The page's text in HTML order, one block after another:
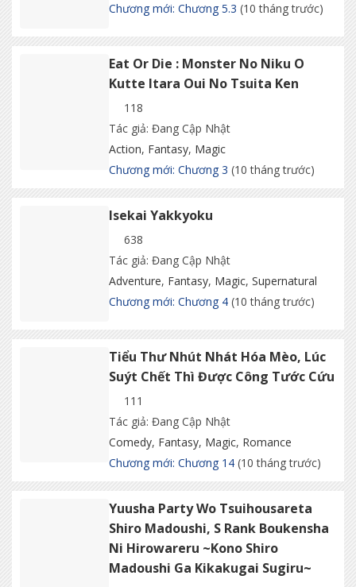
Chương mới: Chương 5.3 (10 tháng trước)
Eat Or Die : Monster No Niku O
Kutte Itara Oui No Tsuita Ken
118
Tác giả: Đang Cập Nhật
Action, Fantasy, Magic
Chương mới: Chương 3 (10 tháng trước)
Isekai Yakkyoku
638
Tác giả: Đang Cập Nhật
Adventure, Fantasy, Magic, Supernatural
Chương mới: Chương 4 (10 tháng trước)
Tiểu Thư Nhút Nhát Hóa Mèo, Lúc
Suýt Chết Thì Được Công Tước Cứu
111
Tác giả: Đang Cập Nhật
Comedy, Fantasy, Magic, Romance
Chương mới: Chương 14 (10 tháng trước)
Yuusha Party Wo Tsuihousareta
Shiro Madoushi, S Rank Boukensha
Ni Hirowareru ~Kono Shiro
Madoushi Ga Kikakugai Sugiru~